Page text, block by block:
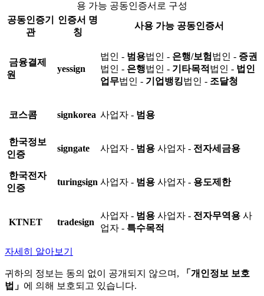
용 가능 공동인증서로 구성
공동인증기
관
인증서 명
칭
사용 가능 공동인증서
금융결제
원
yessign
법인 - 범용법인 - 은행/보험 법인 - 증권
법인 - 은행법인 - 기타목적 법인 - 법인
업무법인 - 기업뱅킹법인 - 조달청
코스콤 signkorea 사업자 - 범용
한국정보
인증
signgate 사업자 - 범용 사업자 - 전자세금용
한국전자
인증
turingsign 사업자 - 범용 사업자 - 용도제한
KTNET tradesign
사업자 - 범용 사업자 - 전자무역용 사
업자 - 특수목적
자세히 알아보기
귀하의 정보는 동의 없이 공개되지 않으며,
「개인정보 보호
법」 에 의해 보호되고 있습니다.